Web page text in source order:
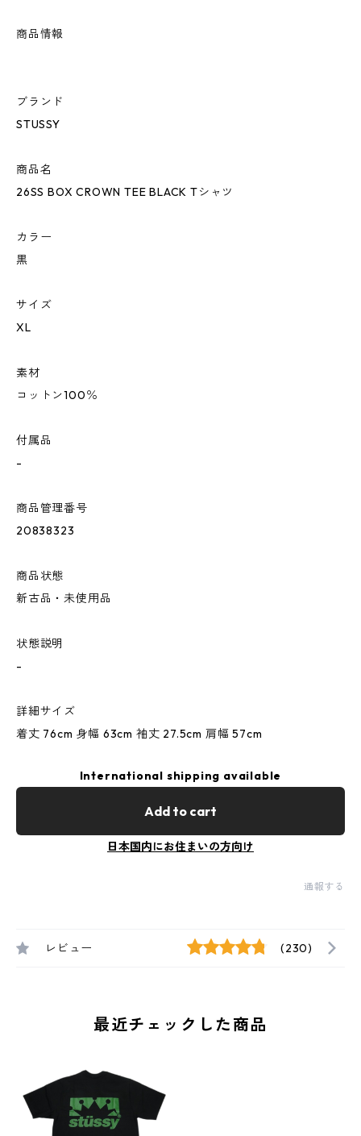
商品情報
ブランド
STUSSY
商品名
26SS BOX CROWN TEE BLACK Tシャツ
カラー
黒
サイズ
XL
素材
コットン100％
付属品
-
商品管理番号
20838323
商品状態
新古品・未使用品
状態説明
-
詳細サイズ
着丈 76cm 身幅 63cm 袖丈 27.5cm 肩幅 57cm
International shipping available
Add to cart
日本国内にお住まいの方向け
通報する
レビュー (230)
最近チェックした商品